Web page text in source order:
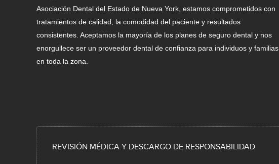
Asociación Dental del Estado de Nueva York, estamos comprometidos con
tratamientos de calidad, la comodidad del paciente y resultados
consistentes. Aceptamos la mayoría de los planes de seguro dental y nos
enorgullece ser un proveedor dental de confianza para individuos y familias
en toda la zona.
REVISIÓN MÉDICA Y DESCARGO DE RESPONSABILIDAD